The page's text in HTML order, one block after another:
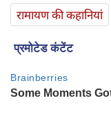
रामायण की कहानियां